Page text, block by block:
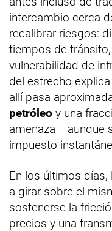
intercambio cerca
recalibrar riesgos:
tiempos de
vulnerabilidad de
del estrecho
allí pasa
petróleo y una
amenaza —aunque
impuesto
En los últimos
a girar sobre el
sostenerse la
precios y una